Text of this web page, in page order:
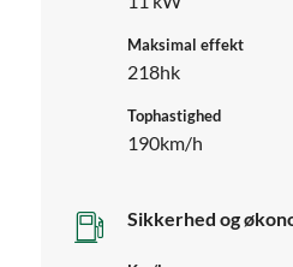
Maksimal effekt
218hk
Tophastighed
190km/h
Sikkerhed og